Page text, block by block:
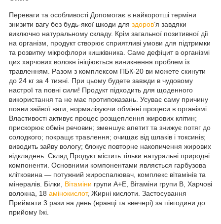
Переваги та особливості Допомогає в найкоротші терміни
знизити вагу без будь-якої шкоди для здоров’я завдяки
виключно натуральному складу. Крім загальної позитивної дії
на організм, продукт створює сприятливі умови для підтримки
та розвитку мікрофлори кишківника. Саме дефіцит в організмі
цих харчових волокн ініціюється виникнення проблем із
травленням. Разом з комплексом ПБК-20 ви можете скинути
до 24 кг за 4 тижні. При цьому будете завжди в чудовому
настрої та повні сили! Продукт підходить для щоденного
використання та не має протипоказань. Усуває саму причину
появи зайвої ваги, нормалізуючи обмінні процеси в організмі.
Властивості активує процес розщеплення жирових клітин;
прискорює обмін речовин; зменшує апетит та знижує потяг до
солодкого; покращє травлення; очищає від шлаків і токсинів;
виводить зайву вологу; блокує повторне накопичення жирових
відкладень. Склад Продукт містить тільки натуральні природні
компоненти. Основними компонентами являється гарбузова
клітковина ― потужний жироспалювач, комплекс вітамінів та
мінералів. Білки, Вітаміни групи А+Е, Вітаміни групи В, Харчові
волокна, 18 амінокислот, Жирні кислоти. Застосування
Приймати 3 рази на день (вранці та ввечері) за півгодини до
прийому їжі.